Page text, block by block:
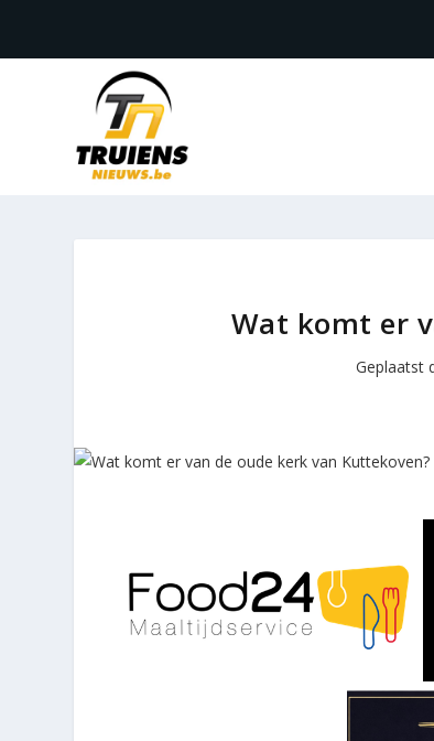
Wat komt er
Geplaatst